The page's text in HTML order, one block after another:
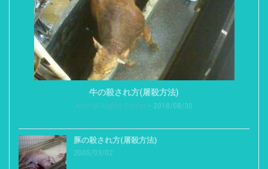
牛の殺され方(屠殺方法)
Animal Rights Center 2018/08/30
豚の殺され方(屠殺方法)
2005/03/02